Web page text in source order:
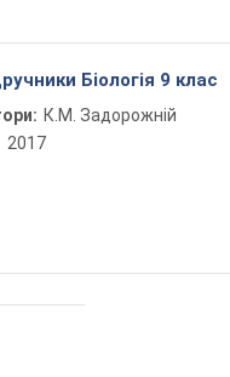
Біологія 9 клас
К.М. Задорожній
2017